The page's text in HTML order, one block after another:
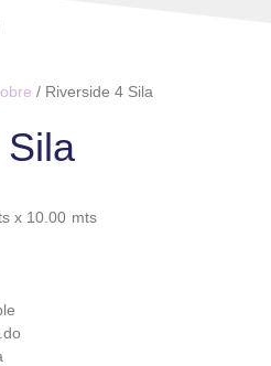
/ Riverside 4 Sila
Sila
x 10.00 mts